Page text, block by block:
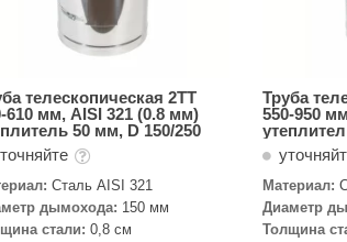
телескопическая 2ТТ
610 мм, AISI 321 (0.8 мм)
50 мм, D 150/250
Сталь AISI 321
дымохода: 150 мм
стали: 0,8 см
Труба
550-950
Материал:
Диаметр
Толщина